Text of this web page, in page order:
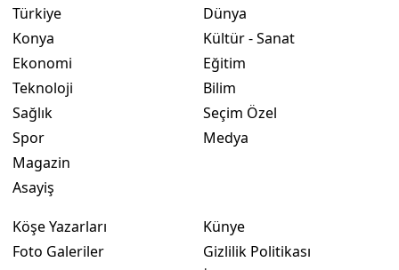
Türkiye
Konya
Ekonomi
Teknoloji
Sağlık
Spor
Magazin
Asayiş
Dünya
Kültür - Sanat
Eğitim
Bilim
Seçim Özel
Medya
Köşe Yazarları
Foto Galeriler
Künye
Gizlilik Politikası